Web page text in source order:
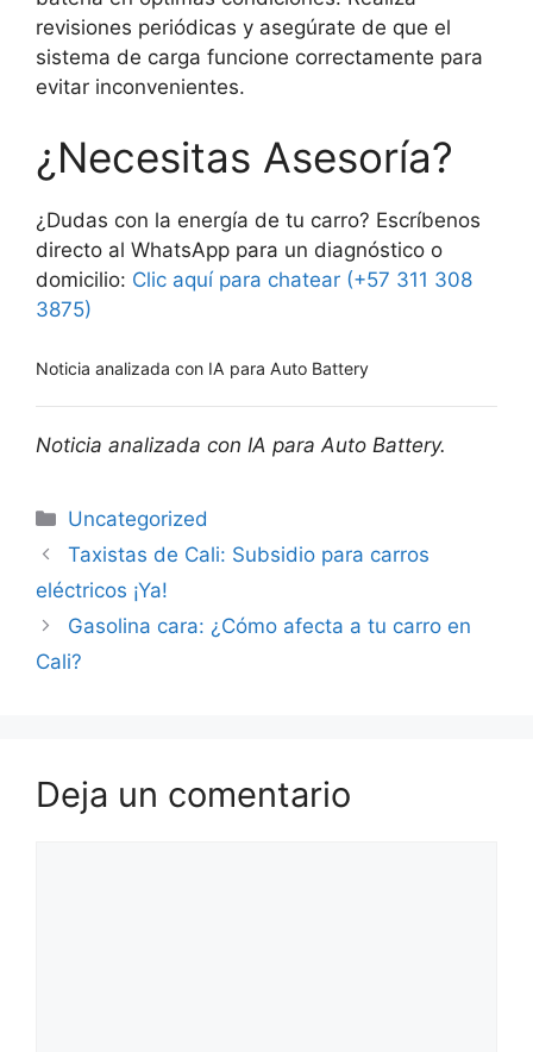
revisiones periódicas y asegúrate de que el
sistema de carga funcione correctamente para
evitar inconvenientes.
¿Necesitas Asesoría?
¿Dudas con la energía de tu carro? Escríbenos
directo al WhatsApp para un diagnóstico o
domicilio: Clic aquí para chatear (+57 311 308
3875)
Noticia analizada con IA para Auto Battery
Noticia analizada con IA para Auto Battery.
Uncategorized
Taxistas de Cali: Subsidio para carros
eléctricos ¡Ya!
Gasolina cara: ¿Cómo afecta a tu carro en
Cali?
Deja un comentario